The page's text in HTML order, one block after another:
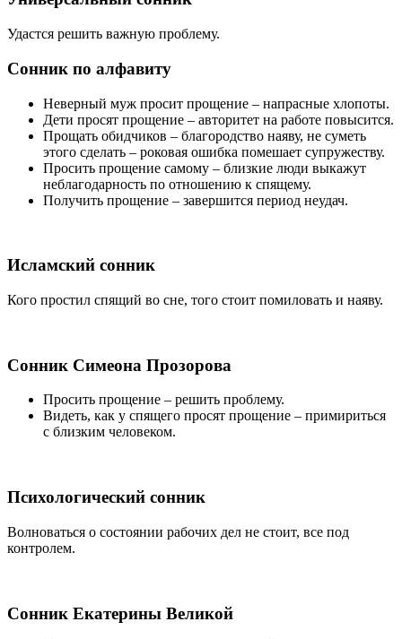
Удастся решить важную проблему.
Сонник по алфавиту
Неверный муж просит прощение – напрасные хлопоты.
Дети просят прощение – авторитет на работе повысится.
Прощать обидчиков – благородство наяву, не суметь
этого сделать – роковая ошибка помешает супружеству.
Просить прощение самому – близкие люди выкажут
неблагодарность по отношению к спящему.
Получить прощение – завершится период неудач.
Исламский сонник
Кого простил спящий во сне, того стоит помиловать и наяву.
Сонник Симеона Прозорова
Просить прощение – решить проблему.
Видеть, как у спящего просят прощение – примириться
с близким человеком.
Психологический сонник
Волноваться о состоянии рабочих дел не стоит, все под
контролем.
Сонник Екатерины Великой